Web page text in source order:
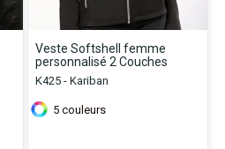
Veste Softshell femme
personnalisé 2 Couches
K425 - Kariban
5 couleurs